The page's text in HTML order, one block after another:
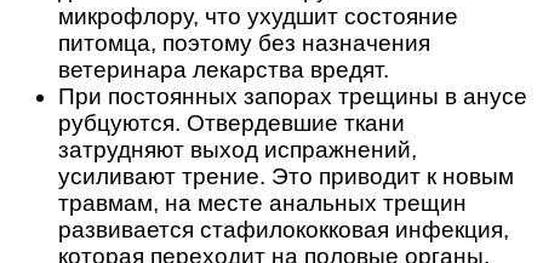
микрофлору, что ухудшит состояние
питомца, поэтому без назначения
ветеринара лекарства вредят.
При постоянных запорах трещины в анусе
рубцуются. Отвердевшие ткани
затрудняют выход испражнений,
усиливают трение. Это приводит к новым
травмам, на месте анальных трещин
развивается стафилококковая инфекция,
которая переходит на половые органы.